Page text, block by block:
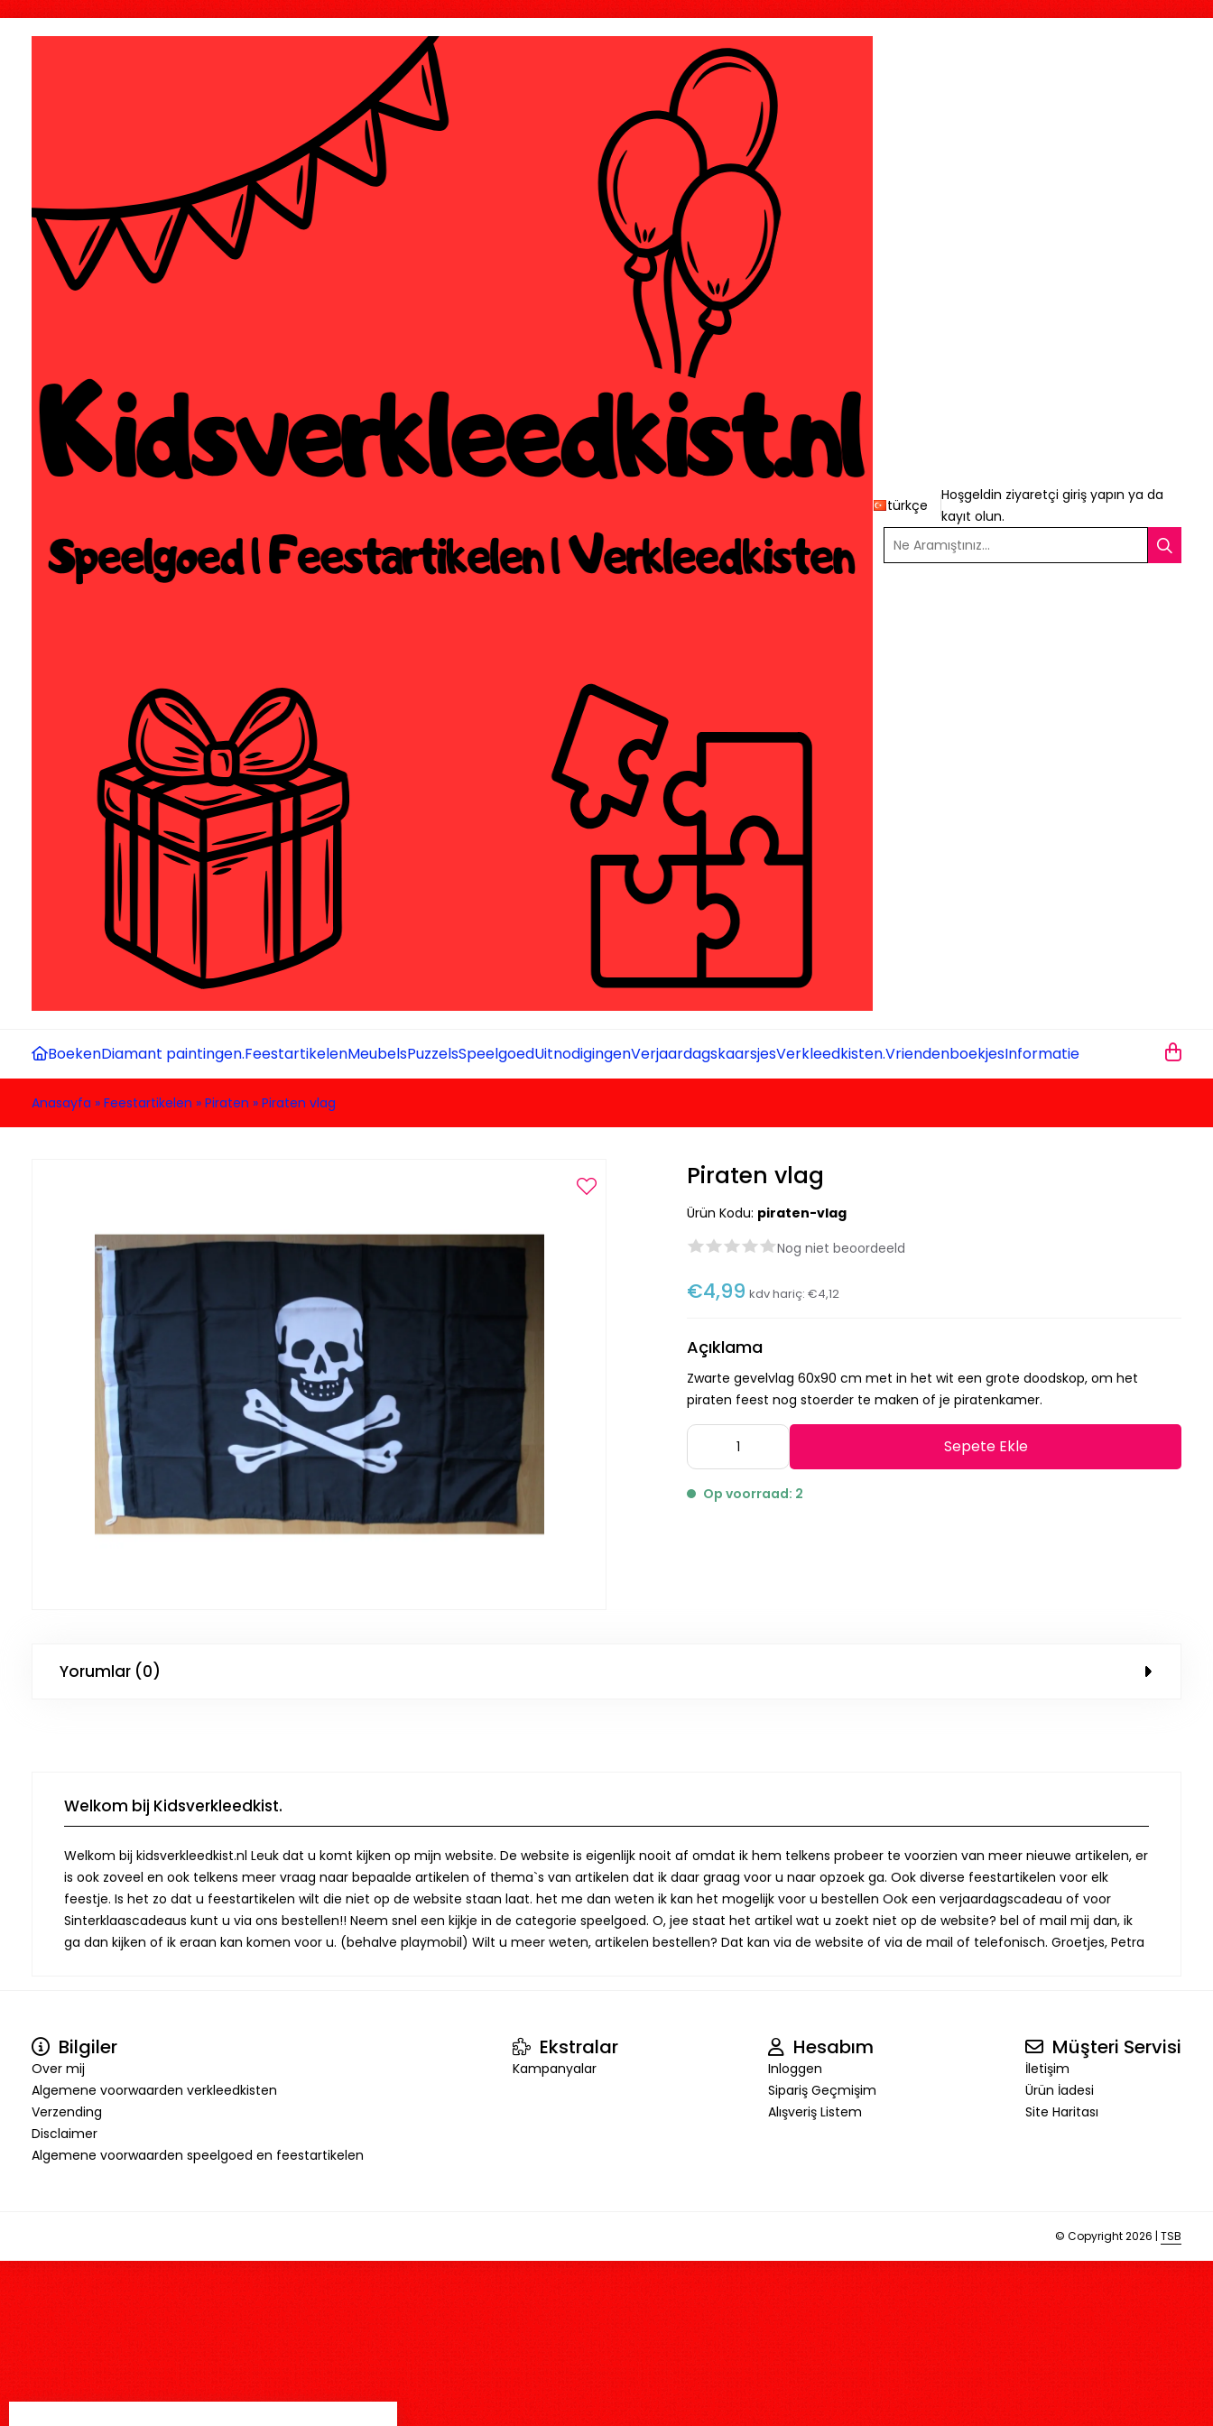
türkçe
Hoşgeldin ziyaretçigiriş yapın ya da
kayıt olun.
Ne Aramıştınız...
BoekenDiamant paintingen.FeestartikelenMeubelsPuzzelsSpeelgoedUitnodigingenVerjaardagskaarsjesVerkleedkisten.VriendenboekjesInformatie
Anasayfa » Feestartikelen » Piraten » Piraten vlag
Piraten vlag
Ürün Kodu: piraten-vlag
Nog niet beoordeeld
€4,99 kdv hariç:€4,12
Açıklama
Zwarte gevelvlag 60x90 cm met in het wit een grote doodskop, om het
piraten feest nog stoerder te maken of je piratenkamer.
Sepete Ekle
Op voorraad: 2
Yorumlar (0)
Welkom bij Kidsverkleedkist.
Welkom bij kidsverkleedkist.nl Leuk dat u komt kijken op mijn website. De website is eigenlijk nooit af omdat ik hem telkens probeer te voorzien van meer nieuwe artikelen, er
is ook zoveel en ook telkens meer vraag naar bepaalde artikelen of thema`s van artikelen dat ik daar graag voor u naar opzoek ga. Ook diverse feestartikelen voor elk
feestje. Is het zo dat u feestartikelen wilt die niet op de website staan laat. het me dan weten ik kan het mogelijk voor u bestellen Ook een verjaardagscadeau of voor
Sinterklaascadeaus kunt u via ons bestellen!! Neem snel een kijkje in de categorie speelgoed. O, jee staat het artikel wat u zoekt niet op de website? bel of mail mij dan, ik
ga dan kijken of ik eraan kan komen voor u. (behalve playmobil) Wilt u meer weten, artikelen bestellen? Dat kan via de website of via de mail of telefonisch. Groetjes, Petra
Bilgiler
Over mij
Algemene voorwaarden verkleedkisten
Verzending
Disclaimer
Algemene voorwaarden speelgoed en feestartikelen
Ekstralar
Kampanyalar
Hesabım
Inloggen
Sipariş Geçmişim
Alışveriş Listem
Müşteri Servisi
İletişim
Ürün İadesi
Site Haritası
© Copyright 2026 | TSB